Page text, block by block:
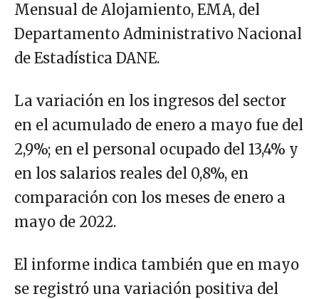
Mensual de Alojamiento, EMA, del
Departamento Administrativo Nacional
de Estadística DANE.
La variación en los ingresos del sector
en el acumulado de enero a mayo fue del
2,9%; en el personal ocupado del 13,4% y
en los salarios reales del 0,8%, en
comparación con los meses de enero a
mayo de 2022.
El informe indica también que en mayo
se registró una variación positiva del